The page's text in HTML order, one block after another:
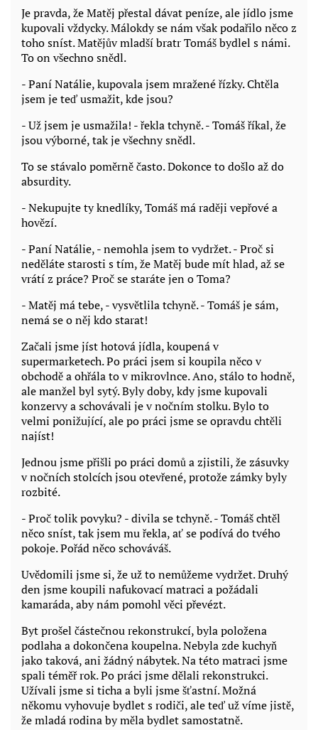
Je pravda, že Matěj přestal dávat peníze, ale jídlo jsme
kupovali vždycky. Málokdy se nám však podařilo něco z
toho sníst. Matějův mladší bratr Tomáš bydlel s námi.
To on všechno snědl.
- Paní Natálie, kupovala jsem mražené řízky. Chtěla
jsem je teď usmažit, kde jsou?
- Už jsem je usmažila! - řekla tchyně. - Tomáš říkal, že
jsou výborné, tak je všechny snědl.
To se stávalo poměrně často. Dokonce to došlo až do
absurdity.
- Nekupujte ty knedlíky, Tomáš má raději vepřové a
hovězí.
- Paní Natálie, - nemohla jsem to vydržet. - Proč si
neděláte starosti s tím, že Matěj bude mít hlad, až se
vrátí z práce? Proč se staráte jen o Toma?
- Matěj má tebe, - vysvětlila tchyně. - Tomáš je sám,
nemá se o něj kdo starat!
Začali jsme jíst hotová jídla, koupená v
supermarketech. Po práci jsem si koupila něco v
obchodě a ohřála to v mikrovlnce. Ano, stálo to hodně,
ale manžel byl sytý. Byly doby, kdy jsme kupovali
konzervy a schovávali je v nočním stolku. Bylo to
velmi ponižující, ale po práci jsme se opravdu chtěli
najíst!
Jednou jsme přišli po práci domů a zjistili, že zásuvky
v nočních stolcích jsou otevřené, protože zámky byly
rozbité.
- Proč tolik povyku? - divila se tchyně. - Tomáš chtěl
něco sníst, tak jsem mu řekla, ať se podívá do tvého
pokoje. Pořád něco schováváš.
Uvědomili jsme si, že už to nemůžeme vydržet. Druhý
den jsme koupili nafukovací matraci a požádali
kamaráda, aby nám pomohl věci převézt.
Byt prošel částečnou rekonstrukcí, byla položena
podlaha a dokončena koupelna. Nebyla zde kuchyň
jako taková, ani žádný nábytek. Na této matraci jsme
spali téměř rok. Po práci jsme dělali rekonstrukci.
Užívali jsme si ticha a byli jsme šťastní. Možná
někomu vyhovuje bydlet s rodiči, ale teď už víme jistě,
že mladá rodina by měla bydlet samostatně.